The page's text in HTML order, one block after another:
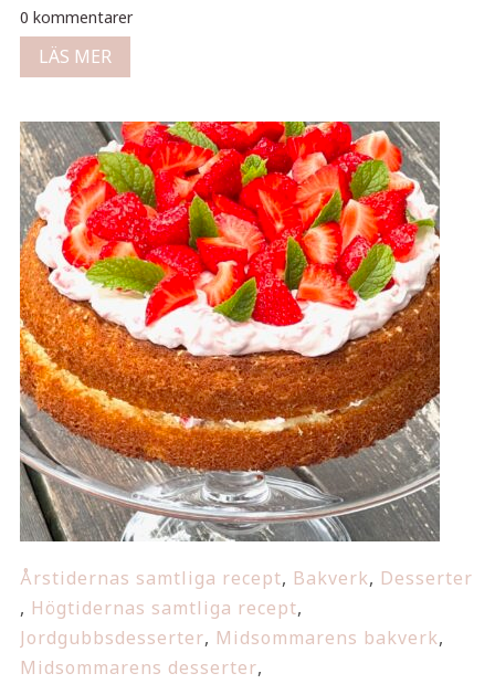
0 kommentarer
LÄS MER
Årstidernas samtliga recept, Bakverk, Desserter
, Högtidernas samtliga recept,
Jordgubbsdesserter, Midsommarens bakverk,
Midsommarens desserter,